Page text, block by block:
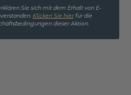
Sie sich mit dem Erhalt von E-
Klicken Sie hierfür die
dieser Aktion.